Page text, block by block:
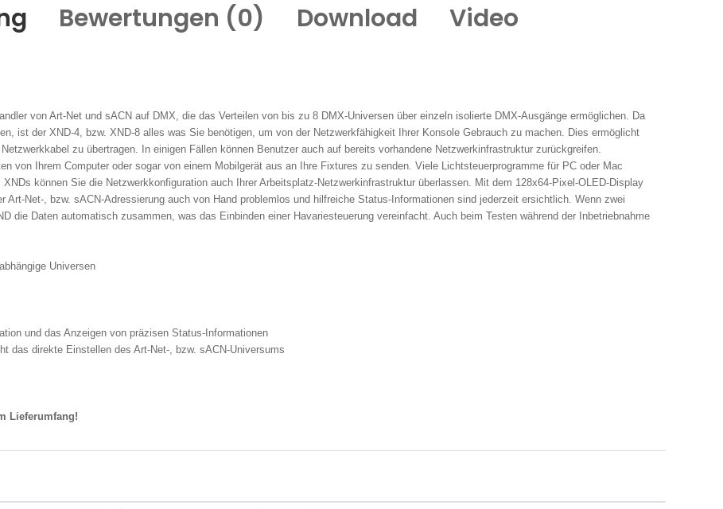
Bewertungen (0) Download Video
von Art-Net und sACN auf DMX, die das Verteilen von bis zu 8 DMX-Universen über einzeln isolierte DMX-Ausgänge ermöglichen. Da
ist der XND-4, bzw. XND-8 alles was Sie benötigen, um von der Netzwerkfähigkeit Ihrer Konsole Gebrauch zu machen. Dies ermöglicht
zu übertragen. In einigen Fällen können Benutzer auch auf bereits vorhandene Netzwerkinfrastruktur zurückgreifen.
von Ihrem Computer oder sogar von einem Mobilgerät aus an Ihre Fixtures zu senden. Viele Lichtsteuerprogramme für PC oder Mac
können Sie die Netzwerkkonfiguration auch Ihrer Arbeitsplatz-Netzwerkinfrastruktur überlassen. Mit dem 128x64-Pixel-OLED-Display
Net-, bzw. sACN-Adressierung auch von Hand problemlos und hilfreiche Status-Informationen sind jederzeit ersichtlich. Wenn zwei
die Daten automatisch zusammen, was das Einbinden einer Havariesteuerung vereinfacht. Auch beim Testen während der Inbetriebnahme
Universen
und das Anzeigen von präzisen Status-Informationen
das direkte Einstellen des Art-Net-, bzw. sACN-Universums
Lieferumfang!